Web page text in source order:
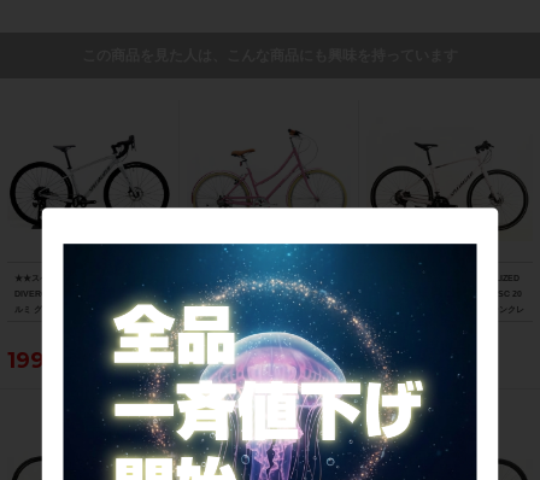
★★スペシャライズド SPECIALIZED
DIVERGE E5 COMP 2023年モデル ア
ルミ グラベルロードバイク 49サイズ 1
1速 （サイクルパラダイス山口より配
199,650円
★★ビアンキ BIANCHI PRIMAVERA 2
6 2018年モデル ハイテン シティサイク
ル バイク 42cm 26インチ 内装3速 ピン
ク（サイクルパラダイス山口より配送)
63,800円
美品 スペシャライズド SPECIALIZED
SIRRUS 3.0 microSHIFT 油圧DISC 20
22年 クロスバイク Mサイズ サテンクレ
イ サイドスタンド付
77,000円